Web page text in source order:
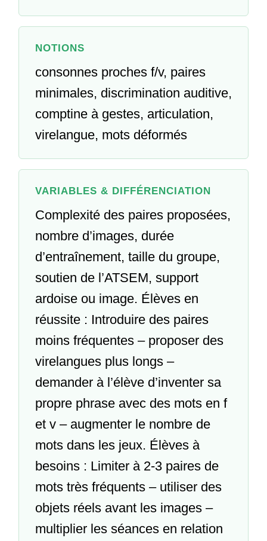
NOTIONS
consonnes proches f/v, paires
minimales, discrimination auditive,
comptine à gestes, articulation,
virelangue, mots déformés
VARIABLES & DIFFÉRENCIATION
Complexité des paires proposées,
nombre d’images, durée
d’entraînement, taille du groupe,
soutien de l’ATSEM, support
ardoise ou image. Élèves en
réussite : Introduire des paires
moins fréquentes – proposer des
virelangues plus longs –
demander à l’élève d’inventer sa
propre phrase avec des mots en f
et v – augmenter le nombre de
mots dans les jeux. Élèves à
besoins : Limiter à 2-3 paires de
mots très fréquents – utiliser des
objets réels avant les images –
multiplier les séances en relation